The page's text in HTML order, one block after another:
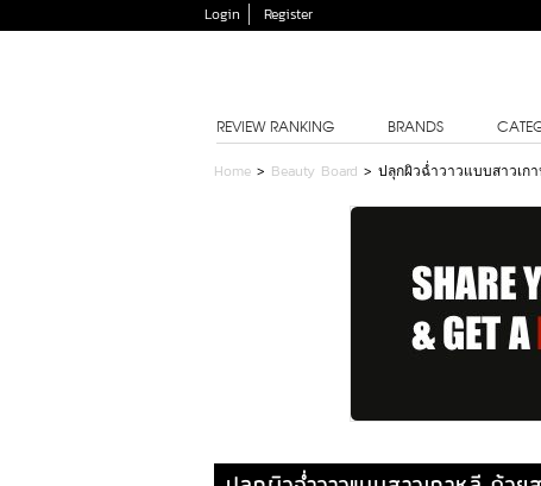
Login Register
REVIEW RANKING BRANDS
Home > Beauty Board > ปลุกผิวฉ่ำวาวแบบสาวเก